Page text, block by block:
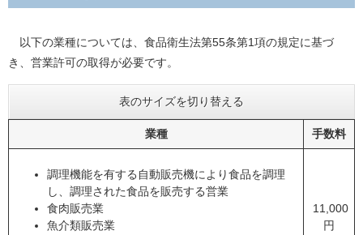
以下の業種については、食品衛生法第55条第1項の規定に基づ
き、営業許可の取得が必要です。
表のサイズを切り替える
業種 手数料
調理機能を有する自動販売機により食品を調理
し、調理された食品を販売する営業
食肉販売業
魚介類販売業
11,000
円